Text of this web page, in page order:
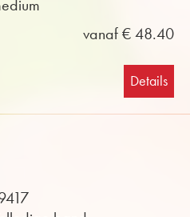
vanaf € 48.40
Details